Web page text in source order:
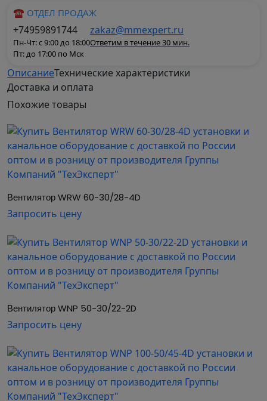
☎ ОТДЕЛ ПРОДАЖ
+74959891744
Пн-Чт: с 9:00 до 18:00
Пт: до 17:00 по Мск
zakaz@mmexpert.ru
Ответим в течение 30 мин.
ОписаниеТехнические характеристики
Доставка и оплата
• Широкий модельный ряд вентиляторов в
• Высокая эксплуатационная надёжность.
• Минимальное электропотребление.
• Корпус вентиляторов и съёмная сервисная
панель из оцинкованного стального листа.
загнутыми лопатками, установленное
непосредственно на валу асинхронного
• Надёжная защита от перегрева
электродвигателя встроенными
термоконтактами.
• Класс изоляции: IP 54.
• Рабочий диапазон температуры
перемещаемого воздуха от –30 до +40 °С.
• Получение любых характеристик при помощи
частотного преобразователя.
• Монтаж в любом положении.
Похожие товары
Вентилятор WRW 60-30/28-4D
Запросить цену
Вентилятор WNP 50-30/22-2D
Запросить цену